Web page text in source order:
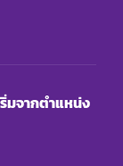
มจากตำแหน่ง